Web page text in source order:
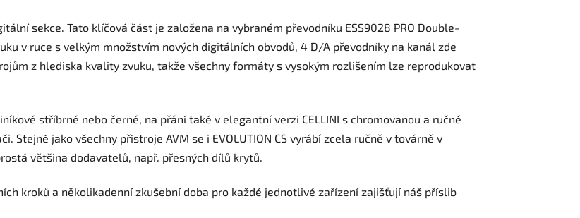
sekce. Tato klíčová část je založena na vybraném převodníku ESS9028 PRO Double-
v ruce s velkým množstvím nových digitálních obvodů, 4 D/A převodníky na kanál zde
z hlediska kvality zvuku, takže všechny formáty s vysokým rozlišením lze reprodukovat
stříbrné nebo černé, na přání také v elegantní verzi CELLINI s chromovanou a ručně
jako všechny přístroje AVM se i EVOLUTION CS vyrábí zcela ručně v továrně v
většina dodavatelů, např. přesných dílů krytů.
kroků a několikadenní zkušební doba pro každé jednotlivé zařízení zajišťují náš příslib